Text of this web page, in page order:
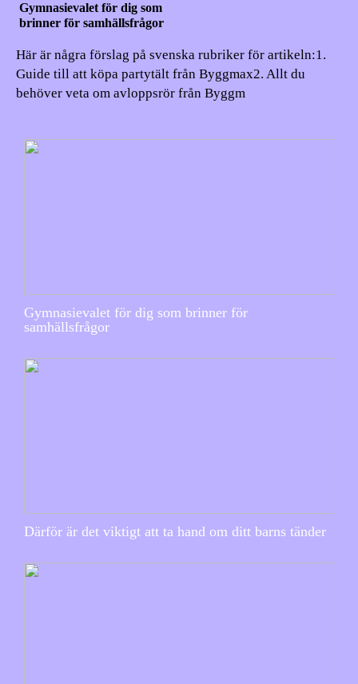
Gymnasievalet för dig som
brinner för samhällsfrågor
Här är några förslag på svenska rubriker för artikeln:1.
Guide till att köpa partytält från Byggmax2. Allt du
behöver veta om avloppsrör från Byggm
Gymnasievalet för dig som brinner för
samhällsfrågor
Därför är det viktigt att ta hand om ditt barns tänder